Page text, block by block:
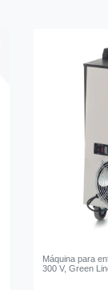
Máquina para
300 V, Green